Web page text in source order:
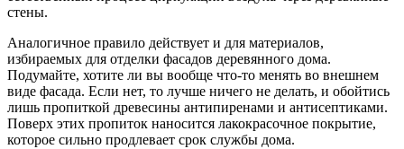
стены.
Аналогичное правило действует и для материалов,
избираемых для отделки фасадов деревянного дома.
Подумайте, хотите ли вы вообще что-то менять во внешнем
виде фасада. Если нет, то лучше ничего не делать, и обойтись
лишь пропиткой древесины антипиренами и антисептиками.
Поверх этих пропиток наносится лакокрасочное покрытие,
которое сильно продлевает срок службы дома.